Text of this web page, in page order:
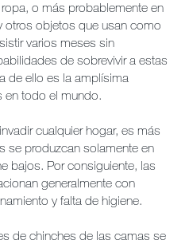
o más probablemente en
otros objetos que usan como
varios meses sin
de sobrevivir a estas
de ello es la amplísima
en todo el mundo.
cualquier hogar, es más
se produzcan solamente en
bajos. Por consiguiente, las
generalmente con
y falta de higiene.
de chinches de las camas se